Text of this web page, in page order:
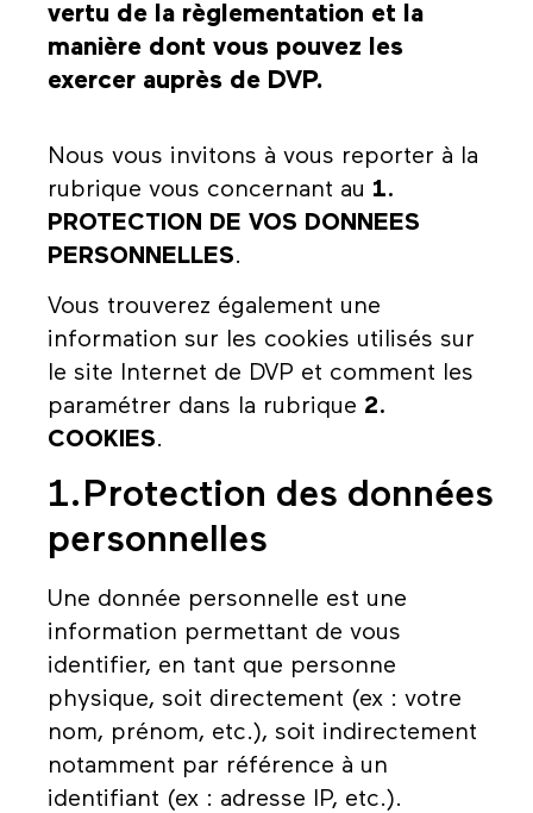
vertu de la règlementation et la
manière dont vous pouvez les
exercer auprès de DVP.
Nous vous invitons à vous reporter à la
rubrique vous concernant au 1.
PROTECTION DE VOS DONNEES
PERSONNELLES.
Vous trouverez également une
information sur les cookies utilisés sur
le site Internet de DVP et comment les
paramétrer dans la rubrique 2.
COOKIES.
1.Protection des données
personnelles
Une donnée personnelle est une
information permettant de vous
identifier, en tant que personne
physique, soit directement (ex : votre
nom, prénom, etc.), soit indirectement
notamment par référence à un
identifiant (ex : adresse IP, etc.).